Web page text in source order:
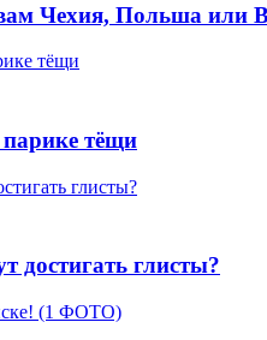
Чехия, Польша или
тёщи
достигать глисты?